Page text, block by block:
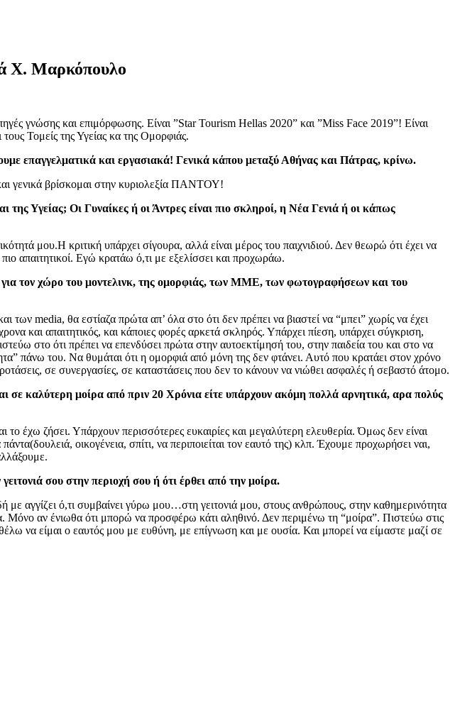
Χ. Μαρκόπουλο
γνώσης και επιμόρφωσης. Είναι ”Star Tourism Hellas 2020” και ”Miss Face 2019”! Είναι
Τομείς της Υγείας κα της Ομορφιάς.
επαγγελματικά και εργασιακά! Γενικά κάπου μεταξύ Αθήνας και Πάτρας, κρίνω.
γενικά βρίσκομαι στην κυριολεξία ΠΑΝΤΟΥ!
Υγείας; Οι Γυναίκες ή οι Άντρες είναι πιο σκληροί, η Νέα Γενιά ή οι κάπως
μου.Η κριτική υπάρχει σίγουρα, αλλά είναι μέρος του παιχνιδιού. Δεν θεωρώ ότι έχει να
απαιτητικοί. Εγώ κρατάω ό,τι με εξελίσσει και προχωράω.
τον χώρο του μοντελινκ, της ομορφιάς, των ΜΜΕ, των φωτογραφήσεων και του
media, θα εστίαζα πρώτα απ’ όλα στο ότι δεν πρέπει να βιαστεί να “μπει” χωρίς να έχει
και απαιτητικός, και κάποιες φορές αρκετά σκληρός. Υπάρχει πίεση, υπάρχει σύγκριση,
στο ότι πρέπει να επενδύσει πρώτα στην αυτοεκτίμησή του, στην παιδεία του και στο να
πάνω του. Να θυμάται ότι η ομορφιά από μόνη της δεν φτάνει. Αυτό που κρατάει στον χρόνο
σε συνεργασίες, σε καταστάσεις που δεν το κάνουν να νιώθει ασφαλές ή σεβαστό άτομο.
σε καλύτερη μοίρα από πριν 20 Χρόνια είτε υπάρχουν ακόμη πολλά αρνητικά, αρα πολύς
έχω ζήσει. Υπάρχουν περισσότερες ευκαιρίες και μεγαλύτερη ελευθερία. Όμως δεν είναι
οικογένεια, σπίτι, να περιποιείται τον εαυτό της) κλπ. Έχουμε προχωρήσει ναι,
σου στην περιοχή σου ή ότι έρθει από την μοίρα.
με αγγίζει ό,τι συμβαίνει γύρω μου…στη γειτονιά μου, στους ανθρώπους, στην καθημερινότητα
Μόνο αν ένιωθα ότι μπορώ να προσφέρω κάτι αληθινό. Δεν περιμένω τη “μοίρα”. Πιστεύω στις
να είμαι ο εαυτός μου με ευθύνη, με επίγνωση και με ουσία. Και μπορεί να είμαστε μαζί σε